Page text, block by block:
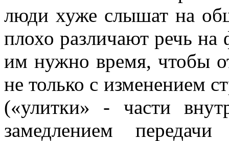
люди хуже слышат на
плохо различают речь
им нужно время, чтобы
не только с изменением
(«улитки» - части
замедлением